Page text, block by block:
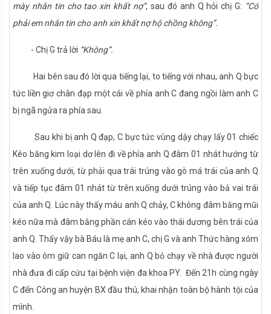
mày nhắn tin cho tao xin khất nợ”, sau đó anh Q hỏi chị G: “Có
phải em nhắn tin cho anh xin khất nợ hộ chồng không”.
- Chị G trả lời “Không”.
Hai bên sau đó lời qua tiếng lại, to tiếng với nhau, anh Q bực
tức liền giơ chân đạp một cái về phía anh C đang ngồi làm anh C
bị ngã ngửa ra phía sau.
Sau khi bị anh Q đạp, C bực tức vùng dậy chạy lấy 01 chiếc
Kéo bằng kim loại dơ lên đi về phía anh Q đâm 01 nhát hướng từ
trên xuống dưới, từ phải qua trái trúng vào gò má trái của anh Q
và tiếp tục đâm 01 nhát từ trên xuống dưới trúng vào bả vai trái
của anh Q. Lúc này thấy máu anh Q chảy, C không đâm bằng mũi
kéo nữa mà đâm bằng phần cán kéo vào thái dương bên trái của
anh Q. Thấy vậy bà Báu là mẹ anh C, chị G và anh Thức hàng xóm
lao vào ôm giữ can ngăn C lại, anh Q bỏ chạy về nhà được người
nhà đưa đi cấp cứu tại bệnh viện đa khoa PY. Đến 21h cùng ngày
C đến Công an huyện BX đầu thú, khai nhận toàn bộ hành tội của
mình.